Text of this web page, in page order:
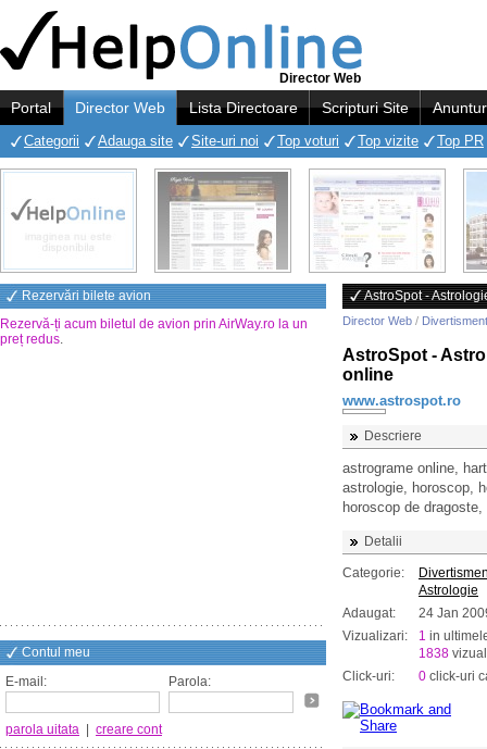
Director Web
Portal Director Web Lista Directoare Scripturi Site
Categorii Adauga site Site-uri noi Top voturi Top vizite Top PR
Rezervări bilete avion
Rezervă-ți acum biletul de avion prin AirWay.ro la un
preț redus.
Contul meu
E-mail:
Parola:
parola uitata creare cont
AstroSpot -
Director Web / Divertisment
AstroSpot -
online
www.astrospot.ro
Descriere
astrograme online,
astrologie, horoscop,
horoscop de
Detalii
Categorie:
Astrologie
Adaugat:
24 Jan
Vizualizari:
1 in
1838
Click-uri:
0 click-uri